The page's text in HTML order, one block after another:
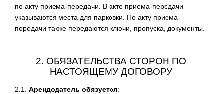
по акту приема-передачи. В акте приема-передачи
указываются места для парковки. По акту приема-
передачи также передаются ключи, пропуска, документы.
2. ОБЯЗАТЕЛЬСТВА СТОРОН ПО
НАСТОЯЩЕМУ ДОГОВОРУ
2.1. Арендодатель обязуется: